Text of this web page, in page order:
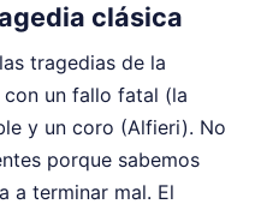
clásica
tragedias de la
con un fallo fatal (la
y un coro (Alfieri). No
porque sabemos
a terminar mal. El